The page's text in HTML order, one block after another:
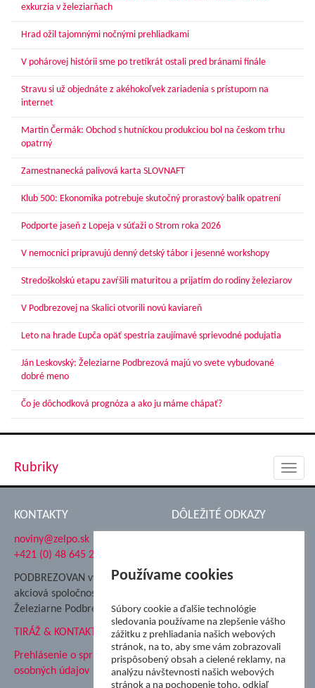
exkurzia v železiarňach
Hrad ožil tajomnými nočnými prehliadkami
V pohárovej histórii sme po tretíkrát ostali pred bránami finále
Stravu si už objednáte z akéhokoľvek zariadenia s prístupom na
internet
Martin Čermák: Obchod s hutníckou produkciou bol na českom trhu
opatrný
Zamestnanecká palivová karta SLOVNAFT
Klub 500: Ekonomika potrebuje skutočný prorastový balík opatrení
Podporte jaseň z Lopeja v súťaži o Strom roka 2026
V nemocnici pripravujú denný detský tábor i jesenné workshopy
Stredoškolskú etapu zavŕšili maturitou a prijatím do rodiny železiarov
V Podbrezovej na Skalici otvorili novú kaviareň
Leto na hrade Ľupča opäť spestria zaujímavé sprievodné podujatia
Ján Leskovský: Železiarne Podbrezová majú vo svete vybudované
dobré meno
Čo je dôchodková prognóza a ako ju máme chápať?
Rubriky
KONTAKTY
noviny@zelpo.sk
+421 (0) 48 645 2711
PODBREZOVAN vydáva
akciová spoločnosť
Železiarne Podbrezová
TIRÁŽ & KONTAKT
Prehlásenie o spracovaní
osobných údajov
DÔLEŽITÉ ODKAZY
Nadácia Železiarne
ŽP Informatika s.r.o.
ŠK Železiarne Podbrezová
Tále a.s.
Používame cookies
Súbory cookie a ďalšie technológie
sledovania používame na zlepšenie vášho
zážitku z prehliadania našich webových
stránok, na to, aby sme vám zobrazovali
prispôsobený obsah a cielené reklamy, na
analýzu návštevnosti našich webových
stránok a na pochopenie toho, odkiaľ